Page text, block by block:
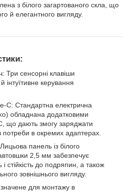
з білого загартованого скла, що
й елегантного вигляду.
Три сенсорні клавіши
інтуїтивне керування
C: Стандартна електрична
обладнана додатковими
що дають змогу заряджати
потреби в окремих адаптерах.
панель із білого
2,5 мм забезпечує
і стійкість до подряпин, а також
зовнішнього вигляду.
для монтажу в